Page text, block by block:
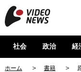
社会 政治 経
ホーム 書籍